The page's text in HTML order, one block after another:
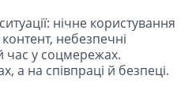
нічне користування
небезпечні
час у соцмережах.
а на співпраці й безпеці.